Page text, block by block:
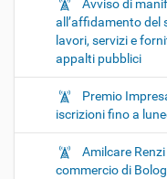
Avviso di
all’affidamento del
lavori, servizi e
appalti pubblici
Premio
iscrizioni fino a
Amilcare
commercio di